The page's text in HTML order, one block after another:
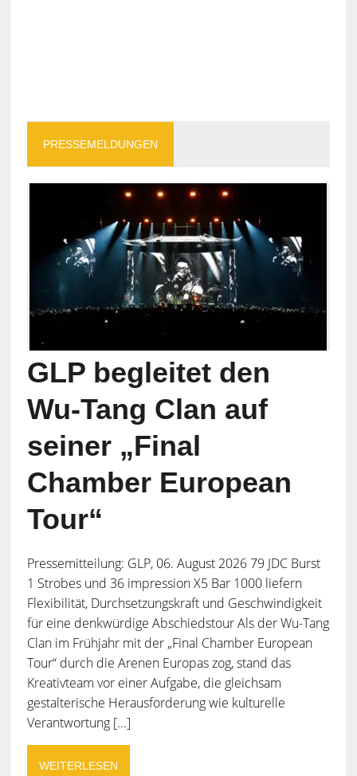
PRESSEMELDUNGEN
GLP begleitet den
Wu-Tang Clan auf
seiner „Final
Chamber European
Tour“
Pressemitteilung: GLP, 06. August 2026 79 JDC Burst
1 Strobes und 36 impression X5 Bar 1000 liefern
Flexibilität, Durchsetzungskraft und Geschwindigkeit
für eine denkwürdige Abschiedstour Als der Wu-Tang
Clan im Frühjahr mit der „Final Chamber European
Tour“ durch die Arenen Europas zog, stand das
Kreativteam vor einer Aufgabe, die gleichsam
gestalterische Herausforderung wie kulturelle
Verantwortung [...]
WEITERLESEN